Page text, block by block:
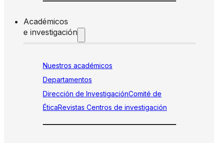
Académicos
e investigación
Nuestros académicos
Departamentos
Dirección de InvestigaciónComité de
ÉticaRevistas Centros de investigación